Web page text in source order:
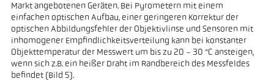
Markt angebotenen Geräten. Bei Pyrometern mit einem
einfachen optischen Aufbau, einer geringeren Korrektur der
optischen Abbildungsfehler der Objektivlinse und Sensoren mit
inhomogener Empfindlichkeitsverteilung kann bei konstanter
Objekttemperatur der Messwert um bis zu 20 - 30 °C ansteigen,
wenn sich z.B. ein heißer Draht im Randbereich des Messfeldes
befindet (Bild 5).